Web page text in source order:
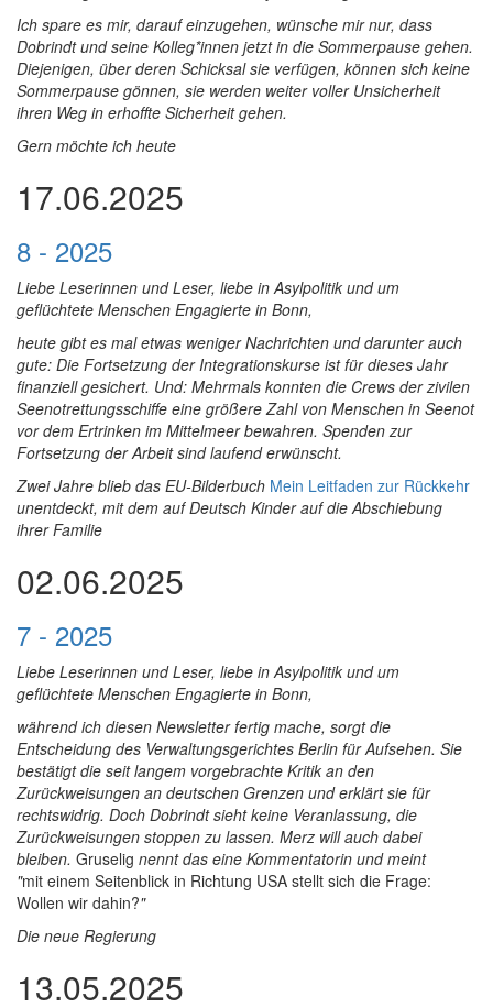
Ich spare es mir, darauf einzugehen, wünsche mir nur, dass
Dobrindt und seine Kolleg*innen jetzt in die Sommerpause gehen.
Diejenigen, über deren Schicksal sie verfügen, können sich keine
Sommerpause gönnen, sie werden weiter voller Unsicherheit
ihren Weg in erhoffte Sicherheit gehen.
Gern möchte ich heute
17.06.2025
8 - 2025
Liebe Leserinnen und Leser, liebe in Asylpolitik und um
geflüchtete Menschen Engagierte in Bonn,
heute gibt es mal etwas weniger Nachrichten und darunter auch
gute: Die Fortsetzung der Integrationskurse ist für dieses Jahr
finanziell gesichert. Und: Mehrmals konnten die Crews der zivilen
Seenotrettungsschiffe eine größere Zahl von Menschen in Seenot
vor dem Ertrinken im Mittelmeer bewahren. Spenden zur
Fortsetzung der Arbeit sind laufend erwünscht.
Zwei Jahre blieb das EU-Bilderbuch Mein Leitfaden zur Rückkehr
unentdeckt, mit dem auf Deutsch Kinder auf die Abschiebung
ihrer Familie
02.06.2025
7 - 2025
Liebe Leserinnen und Leser, liebe in Asylpolitik und um
geflüchtete Menschen Engagierte in Bonn,
während ich diesen Newsletter fertig mache, sorgt die
Entscheidung des Verwaltungsgerichtes Berlin für Aufsehen. Sie
bestätigt die seit langem vorgebrachte Kritik an den
Zurückweisungen an deutschen Grenzen und erklärt sie für
rechtswidrig. Doch Dobrindt sieht keine Veranlassung, die
Zurückweisungen stoppen zu lassen. Merz will auch dabei
bleiben. Gruselig nennt das eine Kommentatorin und meint
"mit einem Seitenblick in Richtung USA stellt sich die Frage:
Wollen wir dahin?"
Die neue Regierung
13.05.2025